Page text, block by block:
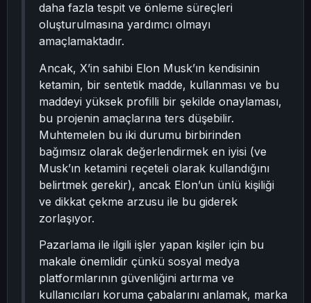
daha fazla tespit ve önleme süreçleri
oluşturulmasına yardımcı olmayı
amaçlamaktadır.
Ancak, X’in sahibi Elon Musk’ın kendisinin
ketamin, bir sentetik madde, kullanması ve bu
maddeyi yüksek profilli bir şekilde onaylaması,
bu projenin amaçlarına ters düşebilir.
Muhtemelen bu iki durumu birbirinden
bağımsız olarak değerlendirmek en iyisi (ve
Musk’ın ketamini reçeteli olarak kullandığını
belirtmek gerekir), ancak Elon’un ünlü kişiliği
ve dikkat çekme arzusu ile bu giderek
zorlaşıyor.
Pazarlama ile ilgili işler yapan kişiler için bu
makale önemlidir çünkü sosyal medya
platformlarının güvenliğini artırma ve
kullanıcıları koruma çabalarını anlamak, marka